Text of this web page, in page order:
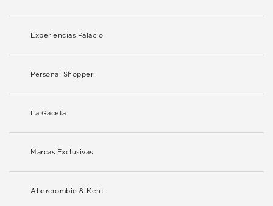
Experiencias Palacio
Personal Shopper
La Gaceta
Marcas Exclusivas
Abercrombie & Kent